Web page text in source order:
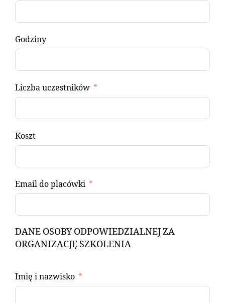
Godziny
Liczba uczestników
Koszt
Email do placówki
DANE OSOBY ODPOWIEDZIALNEJ ZA
ORGANIZACJĘ SZKOLENIA
Imię i nazwisko